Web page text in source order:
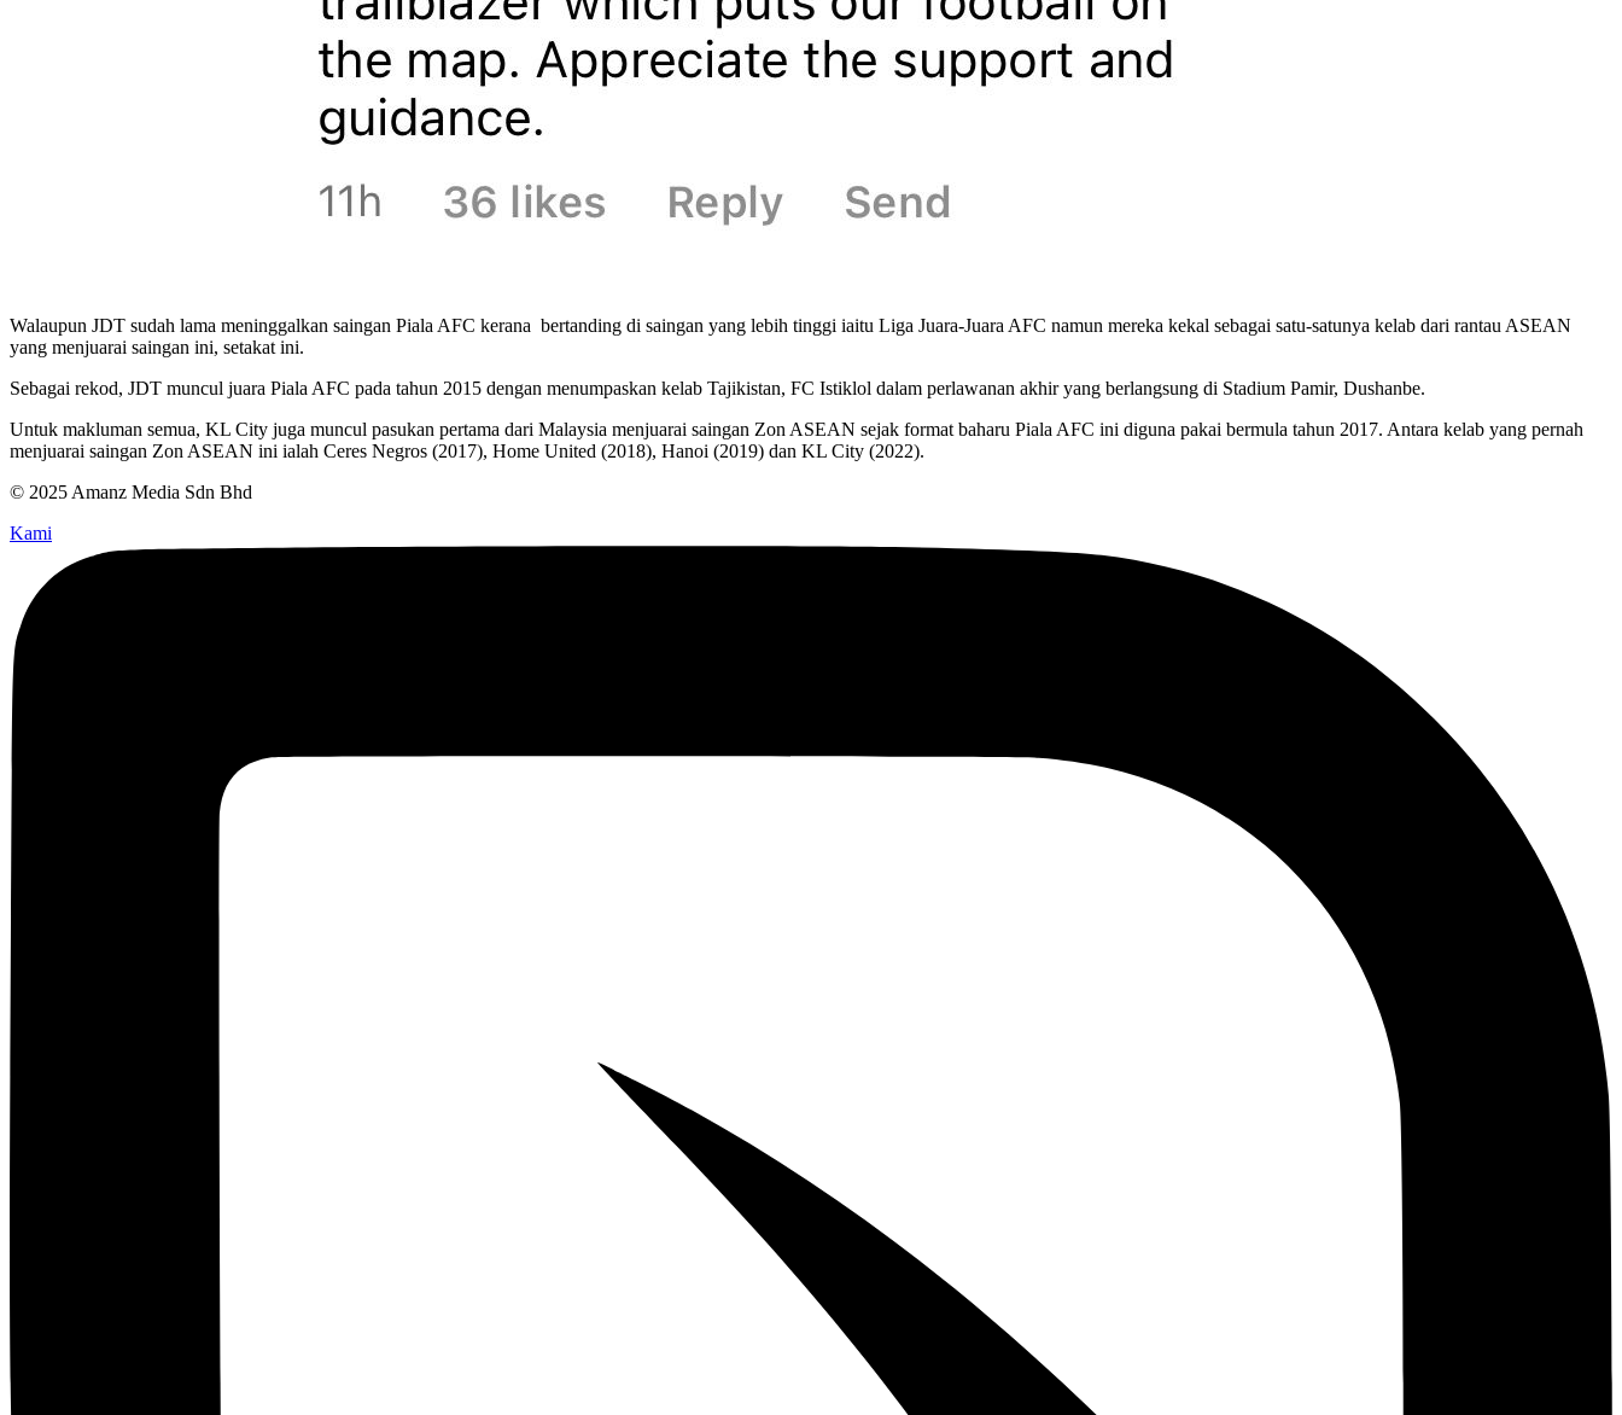
Walaupun JDT sudah lama meninggalkan saingan Piala AFC kerana bertanding di saingan yang lebih tinggi iaitu Liga Juara-Juara AFC namun mereka kekal sebagai satu-satunya kelab dari rantau ASEAN
yang menjuarai saingan ini, setakat ini.
Sebagai rekod, JDT muncul juara Piala AFC pada tahun 2015 dengan menumpaskan kelab Tajikistan, FC Istiklol dalam perlawanan akhir yang berlangsung di Stadium Pamir, Dushanbe.
Untuk makluman semua, KL City juga muncul pasukan pertama dari Malaysia menjuarai saingan Zon ASEAN sejak format baharu Piala AFC ini diguna pakai bermula tahun 2017. Antara kelab yang pernah
menjuarai saingan Zon ASEAN ini ialah Ceres Negros (2017), Home United (2018), Hanoi (2019) dan KL City (2022).
© 2025 Amanz Media Sdn Bhd
Kami